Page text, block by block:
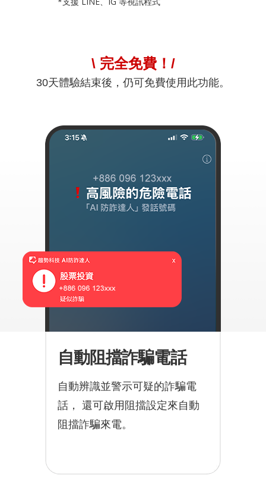
\ 完全免費！/
30天體驗結束後，仍可免費使用此功能。
自動阻擋詐騙電話
自動辨識並警示可疑的詐騙電
話， 還可啟用阻擋設定來自動
阻擋詐騙來電。